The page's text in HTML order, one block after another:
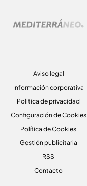
Aviso legal
Información corporativa
Politica de privacidad
Configuración de Cookies
Política de Cookies
Gestión publicitaria
RSS
Contacto